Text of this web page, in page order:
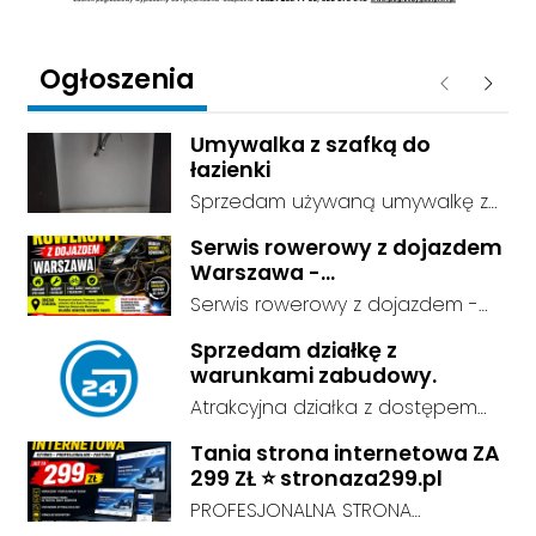
Ogłoszenia Poprzednie
Umywalka z szafką do
łazienki
Sprzedam używaną umywalkę z
się do pomieszczenia
gospodarczego, garażu itd
Serwis rowerowy z dojazdem
Warszawa -
mobilnyserwisrowerowy.7m.
Serwis rowerowy z dojazdem -
odwozimy gotowy do jazdy.
Dojeżdżamy do Konstancina-
Jeziornej, Piaseczna,
Józefosławia, Julianowa, Góry
Kalwarii, Zalesia Górnego,
Nadarzyna, Raszyna oraz
Sprzedam działkę z
warunkami zabudowy.
Atrakcyjna działka z dostępem
o powierzchni 0,4ha , przy drodze
asfaltowej.
Tania strona internetowa ZA
299 ZŁ ⭐ stronaza299.pl
PROFESJONALNA STRONA